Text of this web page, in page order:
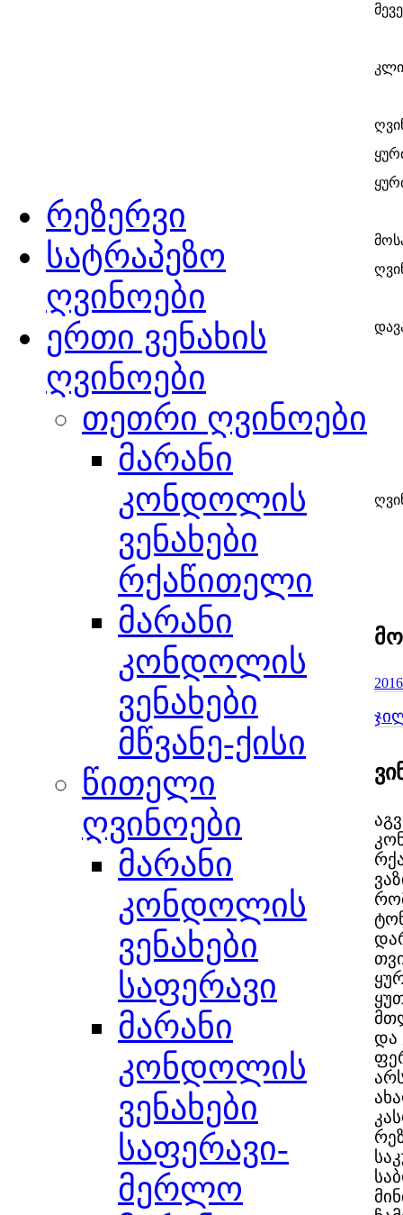
რეზერვი
სატრაპეზო
ღვინოები
ერთი ვენახის
ღვინოები
თეთრი ღვინოები
მარანი
კონდოლის
ვენახები
რქაწითელი
მარანი
კონდოლის
ვენახები
მწვანე-ქისი
წითელი
ღვინოები
მარანი
კონდოლის
ვენახები
საფერავი
მარანი
კონდოლის
ვენახები
საფერავი-
მერლო
2016
და